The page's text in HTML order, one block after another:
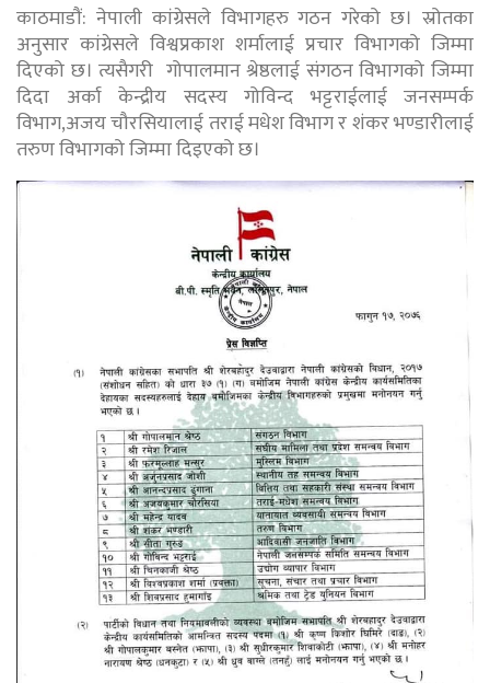
काठमाडौं: नेपाली कांग्रेसले विभागहरु गठन गरेको छ। स्रोतका
अनुसार कांग्रेसले विश्वप्रकाश शर्मालाई प्रचार विभागको जिम्मा
दिएको छ। त्यसैगरी गोपालमान श्रेष्ठलाई संगठन विभागको जिम्मा
दिदा अर्का केन्द्रीय सदस्य गोविन्द भट्टराईलाई जनसम्पर्क
विभाग,अजय चौरसियालाई तराई मधेश विभाग र शंकर भण्डारीलाई
तरुण विभागको जिम्मा दिइएको छ।